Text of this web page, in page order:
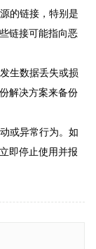
的链接，特别是
链接可能指向恶
生数据丢失或损
解决方案来备份
或异常行为。如
即停止使用并报